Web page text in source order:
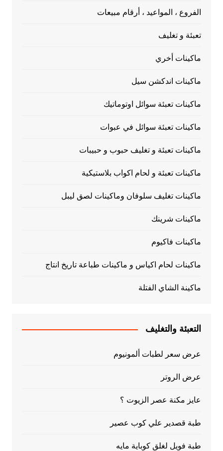
الفروع ، المواعيد ، أرقام مبيعات
تعبئة و تغليف
ماكينات أخري
ماكينات اندكشن سيل
ماكينات تعبئة سوائل اوتوماتيك
ماكينات تعبئة سوائل في عبوات
ماكينات تعبئة و تغليف حبوب و حبيبات
ماكينات تعبئة و لحام اكواب بلاستيكية
ماكينات تغليف سلوفان وماكينات لصق ليبل
ماكينات شرينك
ماكينات فاكيوم
ماكينات لحام اكياس و ماكينات طباعة تاريخ انتاج
ماكينة الشاي الفتلة
التعبئة والتغليف
عرض سعر لطبات ألمونيوم
عرض الروتر
عايز مكنة عصر الزيوت ؟
طبة قصدير علي كوب عصير
طبة فويل لغلق كوباية مايه